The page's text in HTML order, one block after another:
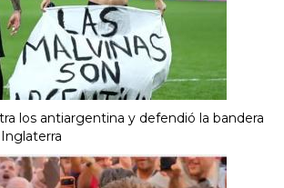
los antiargentina y defendió la bandera